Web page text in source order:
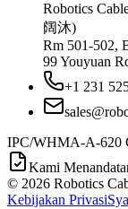
Robotics
阔沐)
Rm 501-502,
99 Youyuan
+1 231
IPC/WHMA-A-620
Kami
© 2026 Robotics
Kebijakan Privasi